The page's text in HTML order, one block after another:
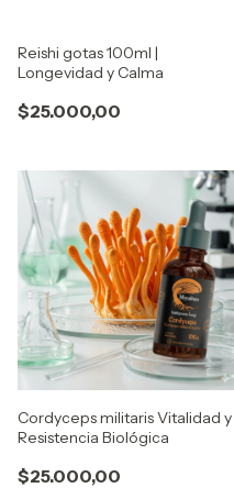
Reishi gotas 100ml |
Longevidad y Calma
$25.000,00
Cordyceps militaris Vitalidad y
Resistencia Biológica
$25.000,00